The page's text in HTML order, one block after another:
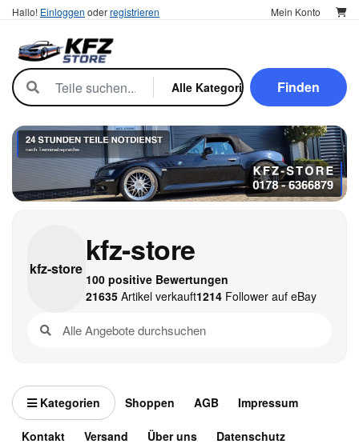
Hallo! Einloggen oderregistrieren Mein Konto
Finden
kfz-store
kfz-store
100 positive Bewertungen
21635Artikel verkauft1214Follower auf eBay
Kategorien Shoppen AGB Impressum
Kontakt Versand Über uns Datenschutz